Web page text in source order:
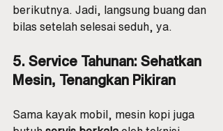
berikutnya. Jadi, langsung buang dan
bilas setelah selesai seduh, ya.
5. Service Tahunan: Sehatkan
Mesin, Tenangkan Pikiran
Sama kayak mobil, mesin kopi juga